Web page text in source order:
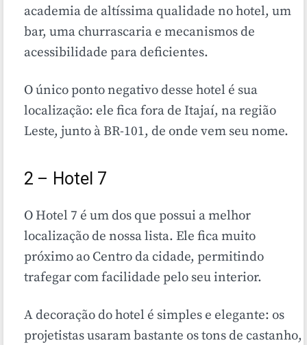
academia de altíssima qualidade no hotel, um
bar, uma churrascaria e mecanismos de
acessibilidade para deficientes.
O único ponto negativo desse hotel é sua
localização: ele fica fora de Itajaí, na região
Leste, junto à BR-101, de onde vem seu nome.
2 – Hotel 7
O Hotel 7 é um dos que possui a melhor
localização de nossa lista. Ele fica muito
próximo ao Centro da cidade, permitindo
trafegar com facilidade pelo seu interior.
A decoração do hotel é simples e elegante: os
projetistas usaram bastante os tons de castanho,